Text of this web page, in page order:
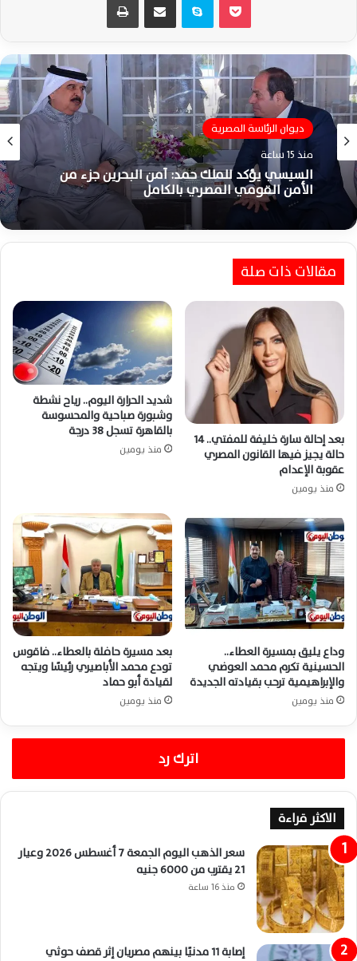
ديوان الرئاسة المصرية
منذ 15 ساعة
السيسي يؤكد للملك حمد: أمن البحرين جزء من
الأمن القومي المصري بالكامل
مقالات ذات صلة
بعد إحالة سارة خليفة للمفتي.. 14
حالة يجيز فيها القانون المصري
عقوبة الإعدام
منذ يومين
شديد الحرارة اليوم.. رياح نشطة
وشبورة صباحية والمحسوسة
بالقاهرة تسجل 38 درجة
منذ يومين
وداع يليق بمسيرة العطاء..
الحسينية تكرم محمد العوضي
والإبراهيمية ترحب بقيادته الجديدة
منذ يومين
بعد مسيرة حافلة بالعطاء.. فاقوس
تودع محمد الأباصيري رئيسًا ويتجه
لقيادة أبو حماد
منذ يومين
اترك رد
الاكثر قراءة
سعر الذهب اليوم الجمعة 7 أغسطس 2026 وعيار
21 يقترب من 6000 جنيه
منذ 16 ساعة
إصابة 11 مدنيًا بينهم مصريان إثر قصف حوثي